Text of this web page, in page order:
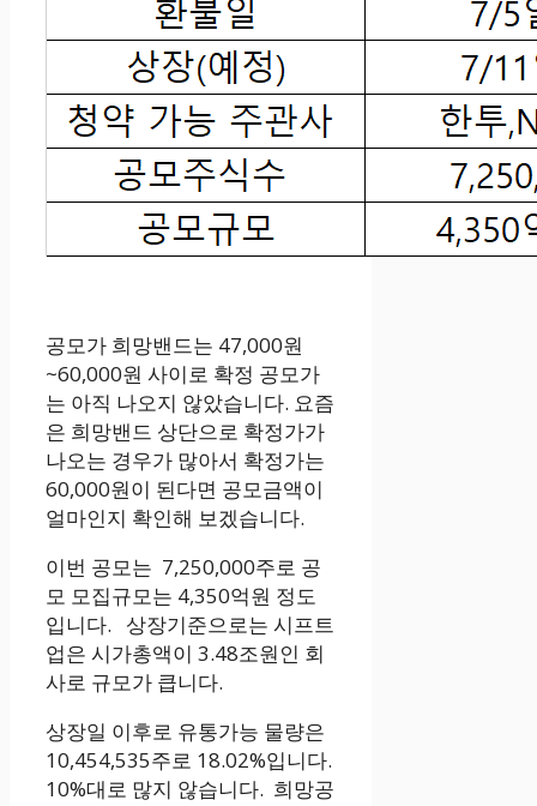
공모가 희망밴드는 47,000원
~60,000원 사이로 확정 공모가
는 아직 나오지 않았습니다. 요즘
은 희망밴드 상단으로 확정가가
나오는 경우가 많아서 확정가는
60,000원이 된다면 공모금액이
얼마인지 확인해 보겠습니다.
이번 공모는 7,250,000주로 공
모 모집규모는 4,350억원 정도
입니다. 상장기준으로는 시프트
업은 시가총액이 3.48조원인 회
사로 규모가 큽니다.
상장일 이후로 유통가능 물량은
10,454,535주로 18.02%입니다.
10%대로 많지 않습니다. 희망공